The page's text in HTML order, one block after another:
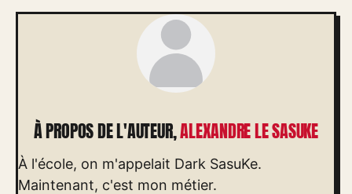
À PROPOS DE L'AUTEUR,ALEXANDRE LE SASUKE
À l'école, on m'appelait Dark SasuKe.
Maintenant, c'est mon métier.